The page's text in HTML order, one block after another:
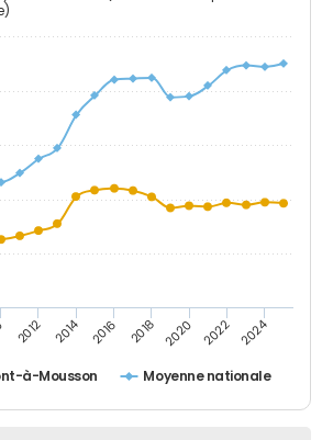
à-Mousson Moyenne nationale
2012 2014 2016 2018 2020 2022 2024